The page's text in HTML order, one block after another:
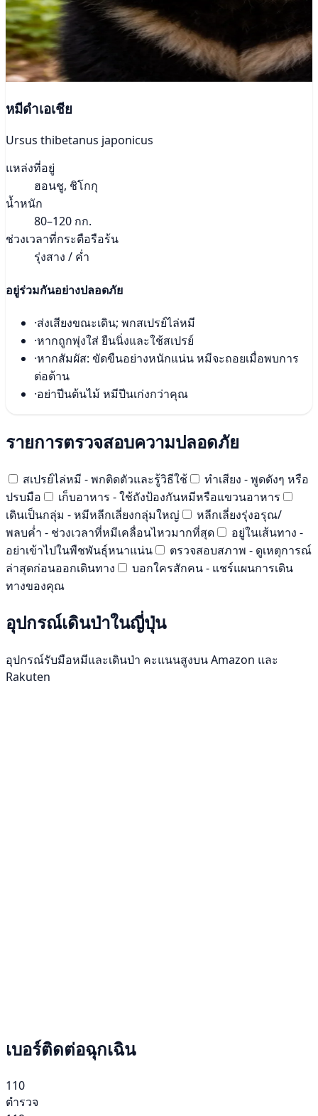
หมีดำเอเชีย
Ursus thibetanus japonicus
แหล่งที่อยู่
ฮอนชู, ชิโกกุ
น้ำหนัก
80–120 กก.
ช่วงเวลาที่กระตือรือร้น
รุ่งสาง / ค่ำ
อยู่ร่วมกันอย่างปลอดภัย
·ส่งเสียงขณะเดิน; พกสเปรย์ไล่หมี
·หากถูกพุ่งใส่ ยืนนิ่งและใช้สเปรย์
·หากสัมผัส: ขัดขืนอย่างหนักแน่น หมีจะถอยเมื่อพบการ
ต่อต้าน
·อย่าปีนต้นไม้ หมีปีนเก่งกว่าคุณ
รายการตรวจสอบความปลอดภัย
สเปรย์ไล่หมี - พกติดตัวและรู้วิธีใช้
ทำเสียง - พูดดังๆ หรือ
ปรบมือ
เก็บอาหาร - ใช้ถังป้องกันหมีหรือแขวนอาหาร
เดินเป็นกลุ่ม - หมีหลีกเลี่ยงกลุ่มใหญ่
หลีกเลี่ยงรุ่งอรุณ/
พลบค่ำ - ช่วงเวลาที่หมีเคลื่อนไหวมากที่สุด
อยู่ในเส้นทาง -
อย่าเข้าไปในพืชพันธุ์หนาแน่น
ตรวจสอบสภาพ - ดูเหตุการณ์
ล่าสุดก่อนออกเดินทาง
บอกใครสักคน - แชร์แผนการเดิน
ทางของคุณ
อุปกรณ์เดินป่าในญี่ปุ่น
อุปกรณ์รับมือหมีและเดินป่า คะแนนสูงบน Amazon และ
Rakuten
เบอร์ติดต่อฉุกเฉิน
110
ตำรวจ